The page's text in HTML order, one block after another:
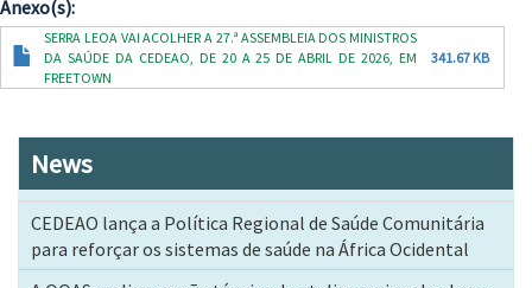
Anexo(s)
Documento
SERRA LEOA VAI ACOLHER A 27.ª ASSEMBLEIA DOS MINISTROS
DA SAÚDE DA CEDEAO, DE 20 A 25 DE ABRIL DE 2026, EM
FREETOWN
341.67 KB
News
CEDEAO lança a Política Regional de Saúde Comunitária
para reforçar os sistemas de saúde na África Ocidental